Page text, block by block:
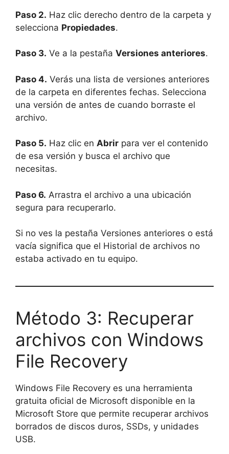
Paso 2. Haz clic derecho dentro de la carpeta y
selecciona Propiedades.
Paso 3. Ve a la pestaña Versiones anteriores.
Paso 4. Verás una lista de versiones anteriores
de la carpeta en diferentes fechas. Selecciona
una versión de antes de cuando borraste el
archivo.
Paso 5. Haz clic en Abrir para ver el contenido
de esa versión y busca el archivo que
necesitas.
Paso 6. Arrastra el archivo a una ubicación
segura para recuperarlo.
Si no ves la pestaña Versiones anteriores o está
vacía significa que el Historial de archivos no
estaba activado en tu equipo.
Método 3: Recuperar
archivos con Windows
File Recovery
Windows File Recovery es una herramienta
gratuita oficial de Microsoft disponible en la
Microsoft Store que permite recuperar archivos
borrados de discos duros, SSDs, y unidades
USB.